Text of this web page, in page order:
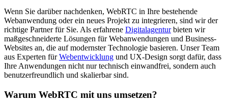
Wenn Sie darüber nachdenken, WebRTC in Ihre bestehende
Webanwendung oder ein neues Projekt zu integrieren, sind wir der
richtige Partner für Sie. Als erfahrene Digitalagenturbieten wir
maßgeschneiderte Lösungen für Webanwendungen und Business-
Websites an, die auf modernster Technologie basieren. Unser Team
aus Experten fürWebentwicklung und UX-Design sorgt dafür, dass
Ihre Anwendungen nicht nur technisch einwandfrei, sondern auch
benutzerfreundlich und skalierbar sind.
Warum WebRTC mit uns umsetzen?